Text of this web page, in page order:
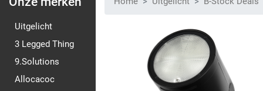
Uitgelicht
3 Legged Thing
9.Solutions
Allocacoc